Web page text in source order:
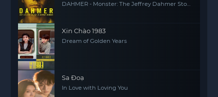
DAHMER - Monster: The Jeffrey Dahmer Story
Xin Chào 1983
Dream of Golden Years
Sa Đoạ
In Love with Loving You